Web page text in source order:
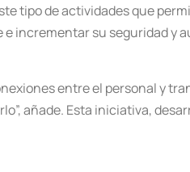
tipo de actividades que
incrementar su seguridad y
entre el personal y
añade. Esta iniciativa,